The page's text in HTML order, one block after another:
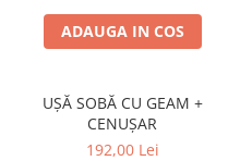
ADAUGA IN COS
UȘĂ SOBĂ CU GEAM +
CENUȘAR
192,00 Lei